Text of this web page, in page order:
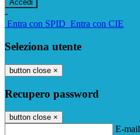
-
Entra con SPID Entra con CIE
Seleziona utente
button close ×
Recupero password
button close ×
E-mail